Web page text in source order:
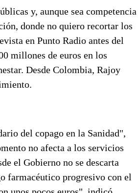
y, aunque sea competencia
donde no quiero recortar los
en Punto Radio antes del
millones de euros en los
Desde Colombia, Rajoy
del copago en la Sanidad",
no afecta a los servicios
el Gobierno no se descarta
farmacéutico progresivo con el